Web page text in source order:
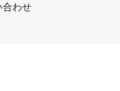
合わせ